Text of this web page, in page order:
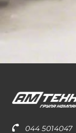
044 5014047